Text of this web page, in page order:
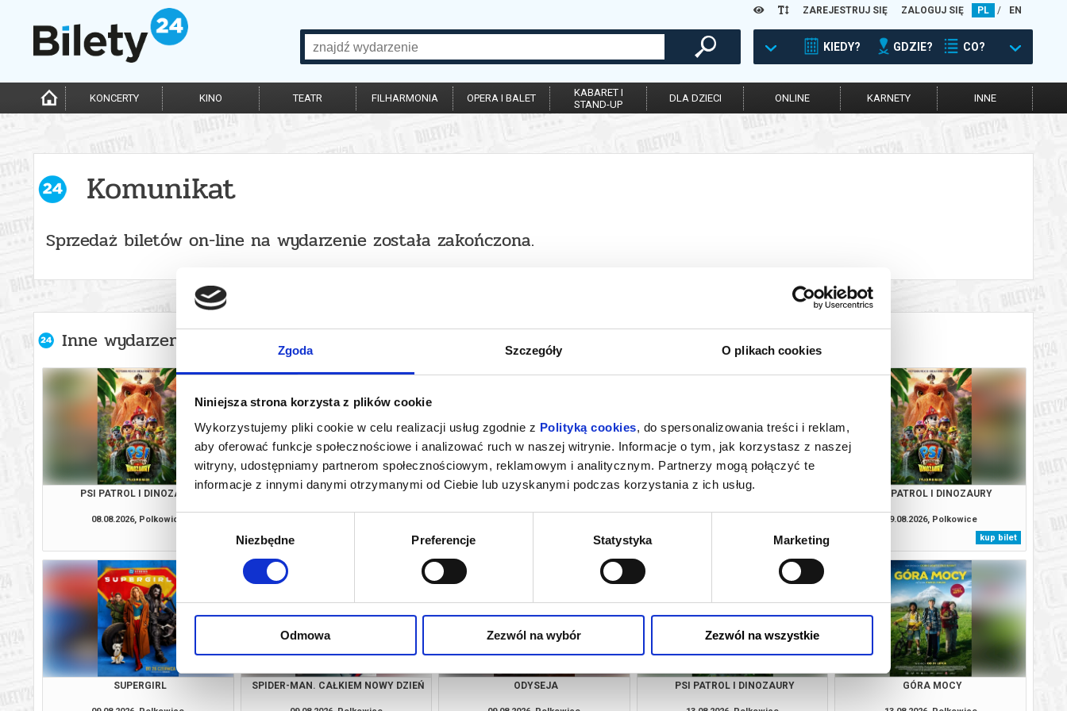
Zgoda Szczegóły O plikach cookies
Niniejsza strona korzysta z plików cookie
Wykorzystujemy pliki cookie w celu realizacji usług zgodnie z Polityką cookies, do spersonalizowania treści i reklam,
aby oferować funkcje społecznościowe i analizować ruch w naszej witrynie. Informacje o tym, jak korzystasz z naszej
witryny, udostępniamy partnerom społecznościowym, reklamowym i analitycznym. Partnerzy mogą połączyć te
informacje z innymi danymi otrzymanymi od Ciebie lub uzyskanymi podczas korzystania z ich usług.
Wybór
Niezbędne Preferencje Statystyka Marketing
Odmowa Zezwól na wybór Zezwól na wszystkie
ZAREJESTRUJ SIĘ ZALOGUJ SIĘ PL / EN
KIEDY? GDZIE? CO?
KONCERTY KINO TEATR FILHARMONIA OPERA I BALET
KABARET I
STAND-UP
DLA DZIECI ONLINE KARNETY INNE
Komunikat
Sprzedaż biletów on-line na wydarzenie została zakończona.
Inne wydarzenia organizatora
PSI PATROL I DINOZAURY
08.08.2026, Polkowice
SUPERGIRL
kup bilet
SPIDER-MAN. CAŁKIEM NOWY DZIEŃ
kup bilet
ODYSEJA
kup bilet
PSI PATROL I DINOZAURY
09.08.2026, Polkowice
kup bilet
SUPERGIRL SPIDER-MAN. CAŁKIEM NOWY DZIEŃ ODYSEJA PSI PATROL I DINOZAURY GÓRA MOCY